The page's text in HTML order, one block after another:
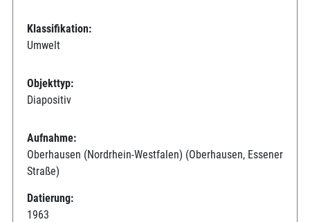
Klassifikation:
Umwelt
Objekttyp:
Diapositiv
Aufnahme:
Oberhausen (Nordrhein-Westfalen) (Oberhausen, Essener
Straße)
Datierung:
1963